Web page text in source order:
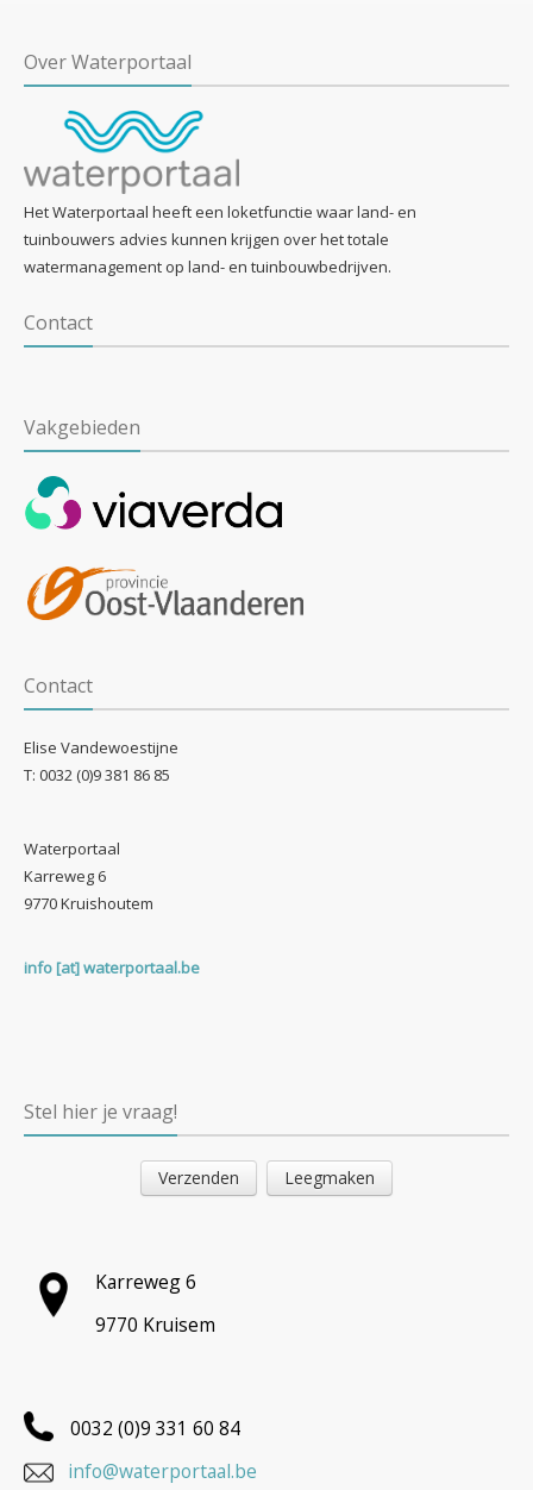
Over Waterportaal
Het Waterportaal heeft een loketfunctie waar land- en
tuinbouwers advies kunnen krijgen over het totale
watermanagement op land- en tuinbouwbedrijven.
Contact
Vakgebieden
Contact
Elise Vandewoestijne
T: 0032 (0)9381 86 85
Waterportaal
Karreweg 6
9770 Kruishoutem
info [at] waterportaal.be
Stel hier je vraag!
Karreweg 6
9770 Kruisem
0032 (0)9 331 60 84
info@waterportaal.be